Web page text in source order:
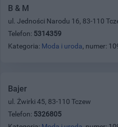
B & M
ul. Jedności Narodu 16, 83-110
Telefon: 5314359
Kategoria: Moda i uroda, numer:
Bajer
ul. Żwirki 45, 83-110 Tczew
Telefon: 5326805